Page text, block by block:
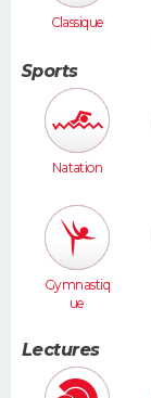
Classique
Sports
Natation
Gymnastiq
ue
Lectures